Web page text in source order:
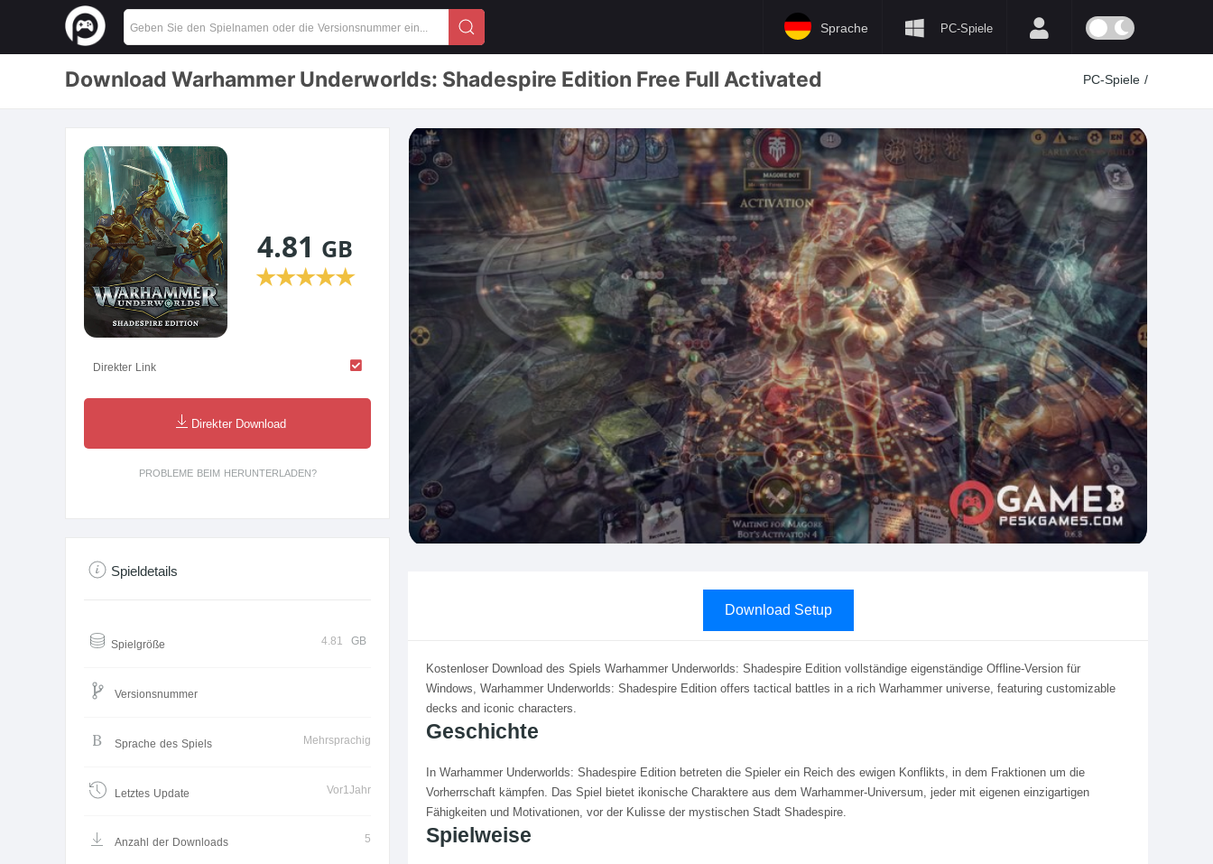
PC-Spiele
Sprache
Download Warhammer Underworlds: Shadespire Edition Free Full Activated PC-Spiele/
Download Setup
Kostenloser Download des Spiels Warhammer Underworlds: Shadespire Edition vollständige eigenständige Offline-Version für
Windows, Warhammer Underworlds: Shadespire Edition offers tactical battles in a rich Warhammer universe, featuring customizable
decks and iconic characters.
Geschichte
In Warhammer Underworlds: Shadespire Edition betreten die Spieler ein Reich des ewigen Konflikts, in dem Fraktionen um die
Vorherrschaft kämpfen. Das Spiel bietet ikonische Charaktere aus dem Warhammer-Universum, jeder mit eigenen einzigartigen
Fähigkeiten und Motivationen, vor der Kulisse der mystischen Stadt Shadespire.
Spielweise
4.81 GB
★★★★★
Direkter Link
Direkter Download
PROBLEME BEIM HERUNTERLADEN?
Spieldetails
Spielgröße 4.81 GB
Versionsnummer
Sprache des Spiels Mehrsprachig
Letztes Update Vor1Jahr
Anzahl der Downloads 5